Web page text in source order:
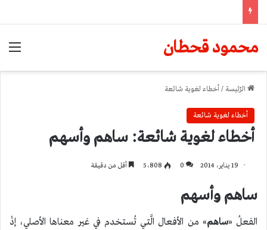
محمود قحطان
الرّئيسة / أخطاء لغوية شائعة
أخطاء لغوية شائعة
أخطاء لغوية شائعة: ساهم وأسهم
19 يناير، 2014 0 5٬808 أقل من دقيقة
ساهم وأسهم
الفعلُ «ساهم» من الأفعال الَّتي تُستخدم في غير معناها الأصلي، إذْ